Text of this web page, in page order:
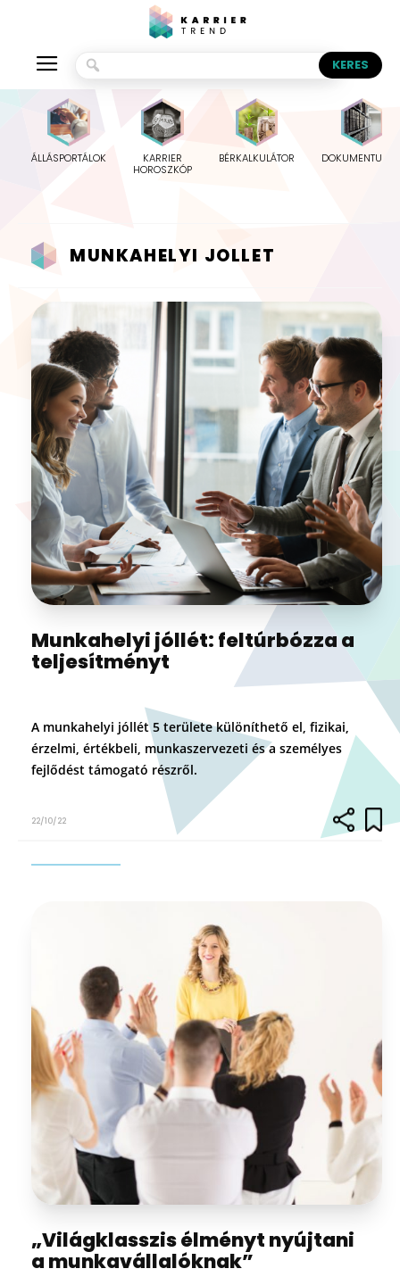
ÁLLÁSPORTÁLOK
KARRIER
HOROSZKÓP
BÉRKALKULÁTOR
MUNKAHELYI JOLLET
Munkahelyi jóllét: feltúrbózza a
teljesítményt
A munkahelyi jóllét 5 területe különíthető el, fizikai,
érzelmi, értékbeli, munkaszervezeti és a személyes
fejlődést támogató részről.
22/10/22
„Világklasszis élményt nyújtani
a munkavállalóknak”